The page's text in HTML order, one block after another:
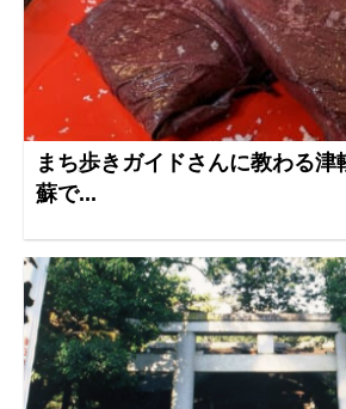
まち歩きガイドさんに教わる
蘇で...